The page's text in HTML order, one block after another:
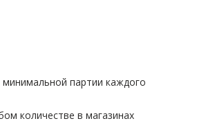
партии каждого
количестве в магазинах